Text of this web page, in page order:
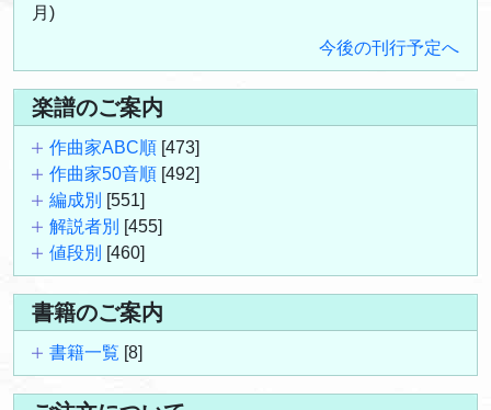
月)
今後の刊行予定へ
楽譜のご案内
作曲家ABC順 [473]
作曲家50音順 [492]
編成別 [551]
解説者別 [455]
値段別 [460]
書籍のご案内
書籍一覧 [8]